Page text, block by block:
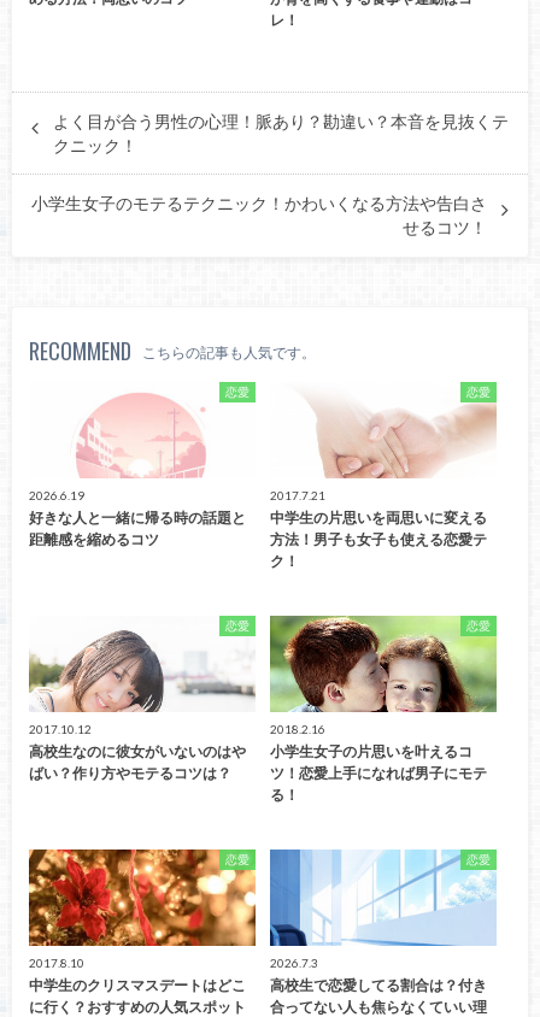
レ！
よく目が合う男性の心理！脈あり？勘違い？本音を見抜くテ
クニック！
小学生女子のモテるテクニック！かわいくなる方法や告白さ
せるコツ！
RECOMMEND こちらの記事も人気です。
恋愛
2026.6.19
好きな人と一緒に帰る時の話題と
距離感を縮めるコツ
恋愛
2017.7.21
中学生の片思いを両思いに変える
方法！男子も女子も使える恋愛テ
ク！
恋愛
2017.10.12
高校生なのに彼女がいないのはや
ばい？作り方やモテるコツは？
恋愛
2018.2.16
小学生女子の片思いを叶えるコ
ツ！恋愛上手になれば男子にモテ
る！
恋愛
2017.8.10
中学生のクリスマスデートはどこ
に行く？おすすめの人気スポット
恋愛
2026.7.3
高校生で恋愛してる割合は？付き
合ってない人も焦らなくていい理